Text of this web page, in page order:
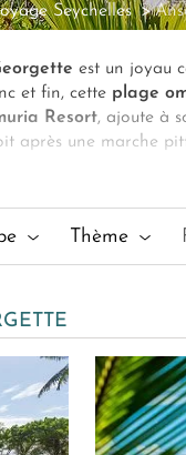
Seychelles
est un joyau
et fin, cette plage
Resort, ajoute à
après une marche
masques,
:Anse Lazio-
Thème